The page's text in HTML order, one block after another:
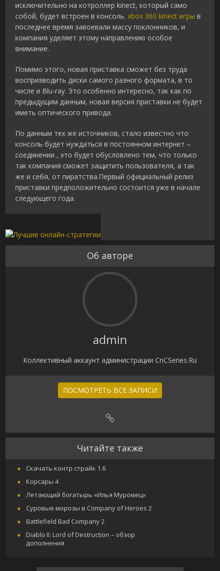
исключительно на котроллер kinect, который само
собой, будет встроен в консоль.xbox 360 kinect игры в
последнее время завоевали массу поклонников, и
компания уделяет этому направлению особое
внимание.
Помимо этого, новая приставка сможет без труда
воспризводить диски самого разного формата, в то
числе и Blu-ray. Это особенно интересно, так как по
предыдущим данным, новая версия приставки не будет
иметь оптического привода.
По данным тех же источников, стало известно что
консоль будет нуждаться в постоянном интернет –
соединении , это будет обусловлено тем, что только
так компания сможет защитить пользователя, а так
же и себя, от пиратства.Первый официальный релиз
приставки предположительно состоится уже в начале
следующего года.
Об авторе
admin
Коллективный аккаунт администрации CnCSeries.Ru
ПОСМОТРЕТЬ ВСЕ ЗАПИСИ
Читайте также
Скачать контр страйк 1.6
Корсары 4
Летающий богатырь «Илья Муромец»
Суровые морозы в Company of Heroes 2
Battlefield Bad Company 2
Diablo II: Lord of Destruction – обзор
дополнения